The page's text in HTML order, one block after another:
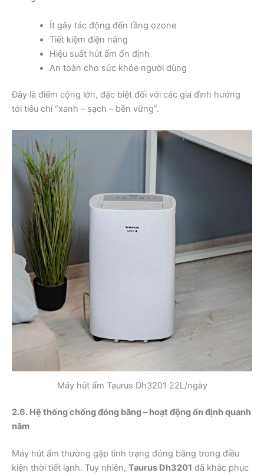
Ít gây tác động đến tầng ozone
Tiết kiệm điện năng
Hiệu suất hút ẩm ổn định
An toàn cho sức khỏe người dùng
Đây là điểm cộng lớn, đặc biệt đối với các gia đình hướng
tới tiêu chí “xanh – sạch – bền vững”.
Máy hút ẩm Taurus Dh3201 22L/ngày
2.6. Hệ thống chống đóng băng – hoạt động ổn định quanh
năm
Máy hút ẩm thường gặp tình trạng đóng băng trong điều
kiện thời tiết lạnh. Tuy nhiên, Taurus Dh3201 đã khắc phục